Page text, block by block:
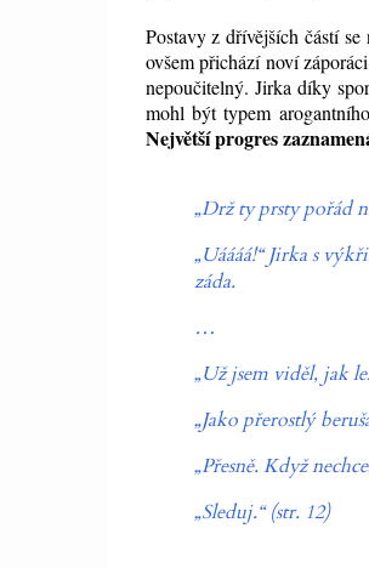
Postavy z dřívějších částí
ovšem přichází noví
nepoučitelný. Jirka díky
mohl být typem
Největší progres
„Drž ty prsty pořád
„Uáááá!“Jirka s
záda.
…
„Už jsem viděl, jak
„Jako přerostlý
„Přesně. Když
„Sleduj.“(str. 12)